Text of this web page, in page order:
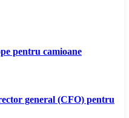
pentru camioane
general (CFO) pentru